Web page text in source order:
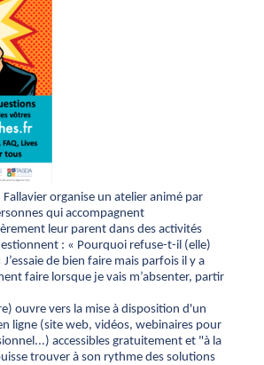
Fallavier organise un atelier animé par
qui accompagnent
leur parent dans des activités
: « Pourquoi refuse-t-il (elle)
de bien faire mais parfois il y a
faire lorsque je vais m’absenter, partir
ouvre vers la mise à disposition d'un
ligne (site web, vidéos, webinaires pour
accessibles gratuitement et "à la
trouver à son rythme des solutions